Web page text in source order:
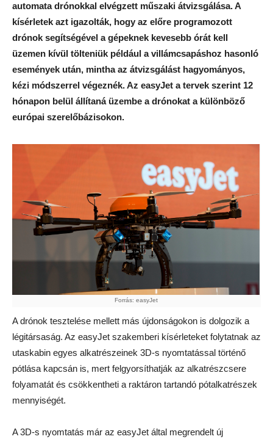
automata drónokkal elvégzett műszaki átvizsgálása. A
kísérletek azt igazolták, hogy az előre programozott
drónok segítségével a gépeknek kevesebb órát kell
üzemen kívül tölteniük például a villámcsapáshoz hasonló
események után, mintha az átvizsgálást hagyományos,
kézi módszerrel végeznék. Az easyJet a tervek szerint 12
hónapon belül állítaná üzembe a drónokat a különböző
európai szerelőbázisokon.
Forrás: easyJet
A drónok tesztelése mellett más újdonságokon is dolgozik a
légitársaság. Az easyJet szakemberi kísérleteket folytatnak az
utaskabin egyes alkatrészeinek 3D-s nyomtatással történő
pótlása kapcsán is, mert felgyorsíthatják az alkatrészcsere
folyamatát és csökkentheti a raktáron tartandó pótalkatrészek
mennyiségét.
A 3D-s nyomtatás már az easyJet által megrendelt új